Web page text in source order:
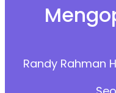
Randy Rahman